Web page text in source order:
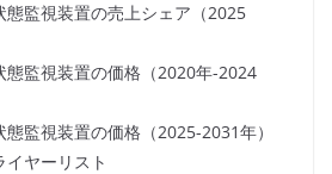
態監視装置の売上シェア（2025
態監視装置の価格（2020年-2024
態監視装置の価格（2025-2031年）
イヤーリスト